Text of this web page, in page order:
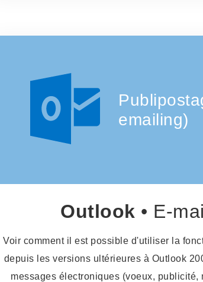
emailing)
Outlook • E-
Voir comment il est possible d'utiliser la
depuis les versions ultérieures à Outlook
messages électroniques (voeux, publicité,